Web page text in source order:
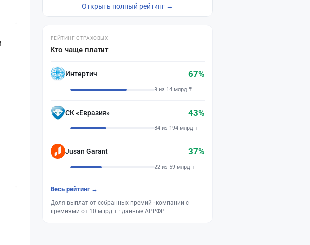
Открыть полный рейтинг →
РЕЙТИНГ СТРАХОВЫХ
Кто чаще платит
Интертич 67%
9 из 14 млрд ₸
СК «Евразия» 43%
84 из 194 млрд ₸
Jusan Garant 37%
22 из 59 млрд ₸
Весь рейтинг →
Доля выплат от собранных премий · компании с
премиями от 10 млрд ₸ · данные АРРФР